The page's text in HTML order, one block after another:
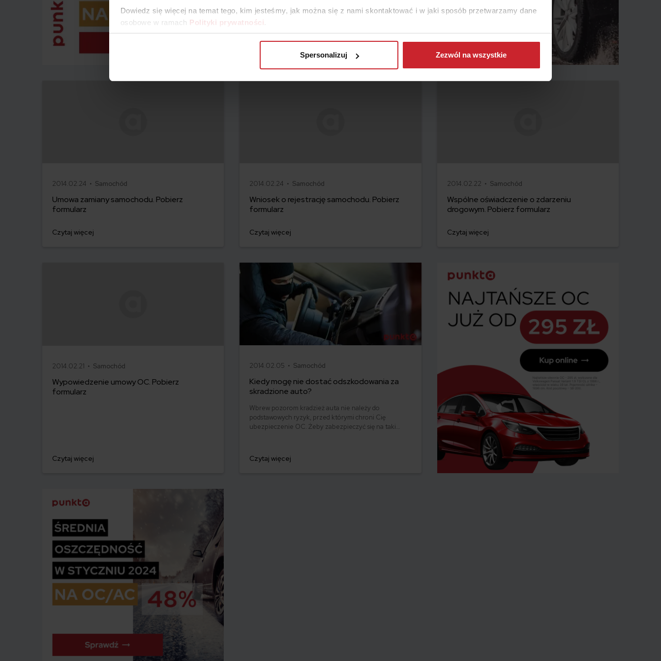
Dowiedz się więcej na temat tego, kim jesteśmy, jak można się z nami skontaktować i w jaki sposób przetwarzamy dane
osobowe w ramach Polityki prywatności
Spersonalizuj Zezwól na wszystkie
2014.02.24 • Samochód
Umowa zamiany samochodu. Pobierz
formularz
Czytaj więcej
2014.02.24 • Samochód
Wniosek o rejestrację samochodu. Pobierz
formularz
Czytaj więcej
2014.02.22 • Samochód
Wspólne oświadczenie o zdarzeniu
drogowym. Pobierz formularz
Czytaj więcej
2014.02.21 • Samochód
Wypowiedzenie umowy OC. Pobierz
formularz
Czytaj więcej
2014.02.05 • Samochód
Kiedy mogę nie dostać odszkodowania za
skradzione auto?
Wbrew pozorom kradzież auta nie należy do
podstawowych ryzyk, przed którymi chroni Cię
ubezpieczenie OC. Żeby zabezpieczyć się na taki
skradzione auto.
Czytaj więcej